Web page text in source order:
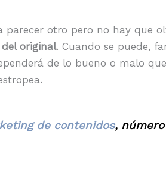
otro pero no hay que
original. Cuando se puede,
de lo bueno o malo
de contenidos,